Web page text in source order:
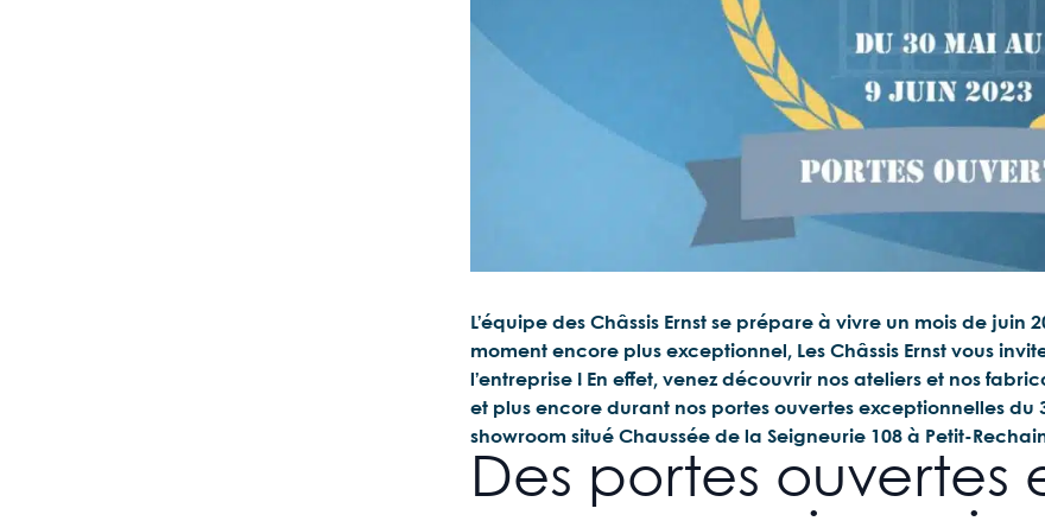
L’équipe des Châssis Ernst se prépare à vivre un mois de
moment encore plus exceptionnel, Les Châssis Ernst vous
l’entreprise ! En effet, venez découvrir nos ateliers et nos
et plus encore durant nos portes ouvertes exceptionnelles
showroom situé Chaussée de la Seigneurie 108 à Petit-
Des portes ouvertes